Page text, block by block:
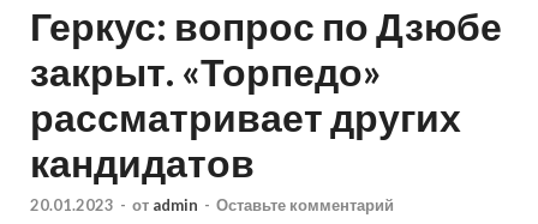
Геркус: вопрос по Дзюбе
закрыт. «Торпедо»
рассматривает других
кандидатов
20.01.2023 - от admin - Оставьте комментарий